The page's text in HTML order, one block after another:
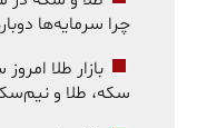
چرا سرمایه‌ها
بازار طلا
سکه، طلا و